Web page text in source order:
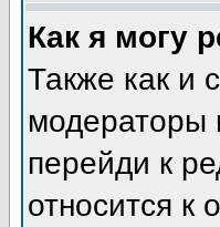
Как я могу
Также как и
модераторы
перейди к
относится к